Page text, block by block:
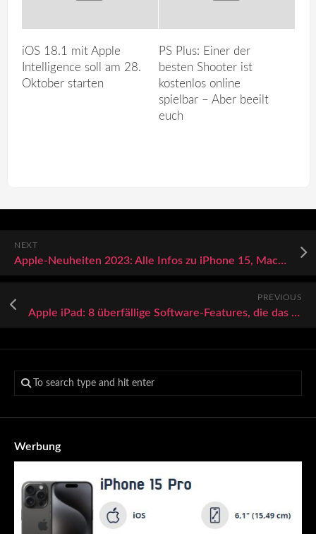
iOS 18.1 mit Apple
Intelligence soll am 28.
Oktober starten
PS Plus: Einer der
besten Shooter ist
kostenlos online
spielbar – Aber beeilt
euch
NEXT
Apple-Neuheiten 2023: Alle Infos zu iPhone 15, MacBook Air 15 und Co.
PREVIOUS
Apple iPad: 8 überfällige Software-Features, die das Tablet dringend benötigt
Werbung